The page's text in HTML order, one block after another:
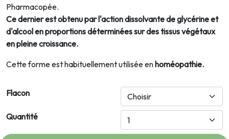
Pharmacopée.
Ce dernier est obtenu par l'action dissolvante de glycérine et
d'alcool en proportions déterminées sur des tissus végétaux
en pleine croissance.
Cette forme est habituellement utilisée enhoméopathie.
Flacon
Quantité